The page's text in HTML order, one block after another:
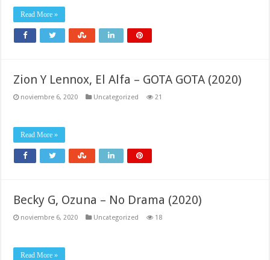
Read More »
Zion Y Lennox, El Alfa – GOTA GOTA (2020)
noviembre 6, 2020 Uncategorized 21
Read More »
Becky G, Ozuna – No Drama (2020)
noviembre 6, 2020 Uncategorized 18
Read More »